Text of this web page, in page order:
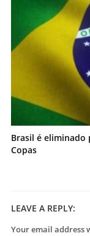
Brasil é eliminado
Copas
LEAVE A REPLY:
Your email address